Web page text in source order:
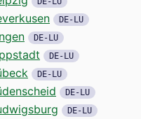
DE-LU
DE-LU
DE-LU
DE-LU
DE-LU
DE-LU